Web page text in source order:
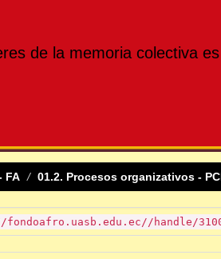
de la memoria colectiva
FA 01.2. Procesos organizativos -
handle/